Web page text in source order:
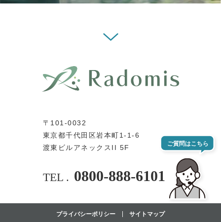
〒101-0032
東京都千代田区岩本町1-1-6
渡東ビルアネックスII 5F
TEL . 0800-888-6101
プライバシーポリシー サイトマップ